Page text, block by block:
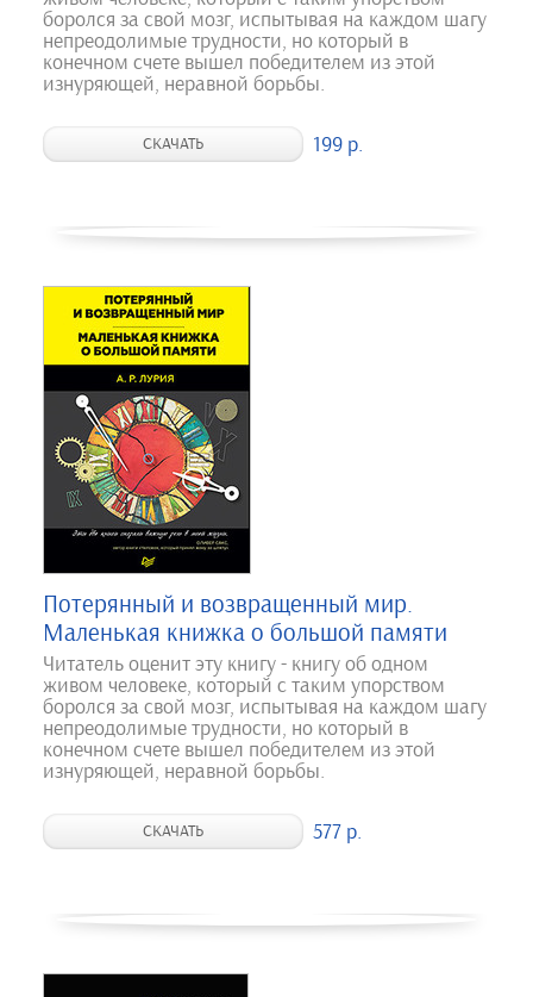
боролся за свой мозг, испытывая на каждом шагу
непреодолимые трудности, но который в
конечном счете вышел победителем из этой
изнуряющей, неравной борьбы.
СКАЧАТЬ 199 р.
Потерянный и возвращенный мир.
Маленькая книжка о большой памяти
Читатель оценит эту книгу - книгу об одном
живом человеке, который с таким упорством
боролся за свой мозг, испытывая на каждом шагу
непреодолимые трудности, но который в
конечном счете вышел победителем из этой
изнуряющей, неравной борьбы.
СКАЧАТЬ 577 р.